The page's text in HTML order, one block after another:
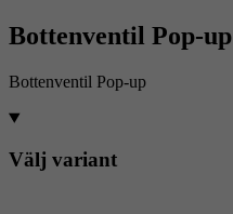
Bottenventil Pop-up
Bottenventil Pop-up
Välj variant